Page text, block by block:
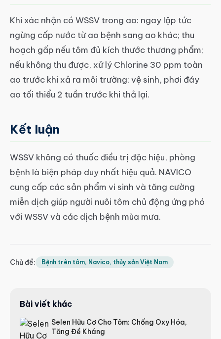
Khi xác nhận có WSSV trong ao: ngay lập tức
ngừng cấp nước từ ao bệnh sang ao khác; thu
hoạch gấp nếu tôm đủ kích thước thương phẩm;
nếu không thu được, xử lý Chlorine 30 ppm toàn
ao trước khi xả ra môi trường; vệ sinh, phơi đáy
ao tối thiểu 2 tuần trước khi thả lại.
Kết luận
WSSV không có thuốc điều trị đặc hiệu, phòng
bệnh là biện pháp duy nhất hiệu quả. NAVICO
cung cấp các sản phẩm vi sinh và tăng cường
miễn dịch giúp người nuôi tôm chủ động ứng phó
với WSSV và các dịch bệnh mùa mưa.
Chủ đề: Bệnh trên tôm, Navico, thủy sản Việt Nam
Bài viết khác
Selen Hữu Cơ Cho Tôm: Chống Oxy Hóa,
Tăng Đề Kháng